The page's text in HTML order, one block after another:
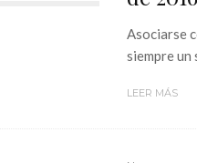
Asociarse
siempre un
LEER MÁS